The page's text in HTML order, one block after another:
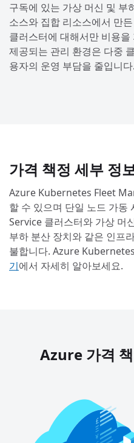
구독에 있는 가상 머신 및 부
소스와 집합 리소스에서 만
클러스터에 대해서만 비용
제공되는 관리 환경은 다중
용자의 운영 부담을 줄입니다.
가격 책정 세부 정
Azure Kubernetes Fleet
할 수 있으며 단일 노드 가
Service 클러스터와 가상 머
부하 분산 장치와 같은 인프
불합니다. Azure
기에서 자세히 알아보세요.
Azure 가격